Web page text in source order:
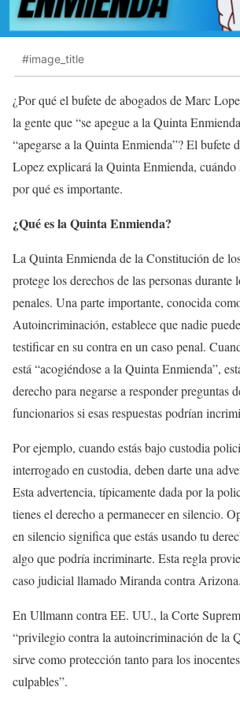
#image_title
¿Por qué el bufete de abogados de Marc
la gente que “se apegue a la Quinta
“apegarse a la Quinta Enmienda”? El bufete
Lopez explicará la Quinta Enmienda,
por qué es importante.
¿Qué es la Quinta Enmienda?
La Quinta Enmienda de la Constitución de
protege los derechos de las personas durante
penales. Una parte importante, conocida
Autoincriminación, establece que nadie
testificar en su contra en un caso penal.
está “acogiéndose a la Quinta Enmienda”,
derecho para negarse a responder preguntas
funcionarios si esas respuestas podrían
Por ejemplo, cuando estás bajo custodia
interrogado en custodia, deben darte una
Esta advertencia, típicamente dada por la
tienes el derecho a permanecer en silencio.
en silencio significa que estás usando tu
algo que podría incriminarte. Esta regla
caso judicial llamado Miranda contra Arizona.
En Ullmann contra EE. UU., la Corte
“privilegio contra la autoincriminación de la
sirve como protección tanto para los
culpables”.